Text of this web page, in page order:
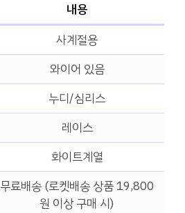
내용
사계절용
와이어 있음
누디/심리스
레이스
화이트계열
무료배송 (로켓배송 상품 19,800
원 이상 구매 시)